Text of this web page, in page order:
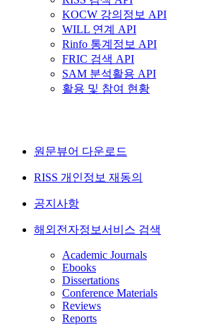
KOCW 강의정보 API
WILL 연계 API
Rinfo 통계정보 API
FRIC 검색 API
SAM 분석활용 API
활용 및 참여 현황
원문뷰어 다운로드
RISS 개인정보 재동의
공지사항
해외전자정보서비스 검색
Academic Journals
Ebooks
Dissertations
Conference Materials
Reviews
Reports